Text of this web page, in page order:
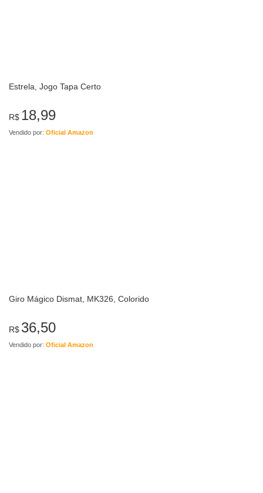
Estrela, Jogo Tapa Certo
R$ 18,99
Vendido por: Oficial Amazon
Giro Mágico Dismat, MK326, Colorido
R$ 36,50
Vendido por: Oficial Amazon